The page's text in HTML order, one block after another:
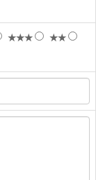
★★★
★★